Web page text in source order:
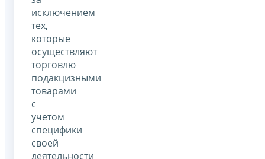
исключением
тех,
которые
осуществляют
торговлю
подакцизными
товарами
с
учетом
специфики
своей
деятельности